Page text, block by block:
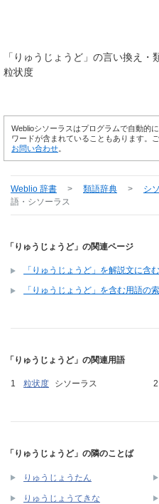
「 りゅうじょうど 」の言い換え・
粒状度
Weblioシソーラスはプログラムで自動的
ワードが含まれていることもあります。
お問い合わせ
Weblio 辞書 > 類語辞典 > シ
語・シソーラス
「りゅうじょうど」の関連ページ
「りゅうじょうど」を解説文に含
「りゅうじょうど」を含む用語の索
「りゅうじょうど」の関連用語
粒状度 シソーラス
「りゅうじょうど」の隣のことば
りゅうじょうたん
りゅうじょうてきな